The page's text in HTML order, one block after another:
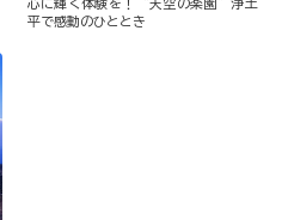
心に輝く体験を！“天空の楽園”浄土
平で感動のひととき